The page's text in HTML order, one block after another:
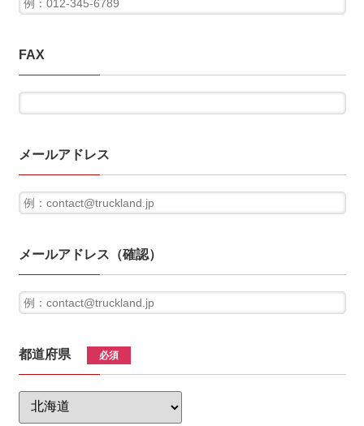
FAX
メールアドレス
メールアドレス（確認）
都道府県 必須